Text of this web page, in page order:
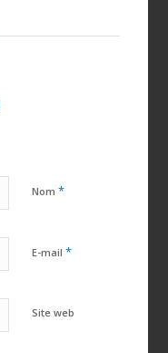
Nom *
E-mail *
Site web